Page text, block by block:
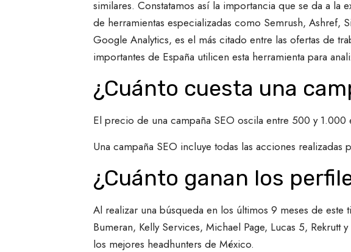
similares. Constatamos así la importancia que se da a
de herramientas especializadas como Semrush, Ashref,
Google Analytics, es el más citado entre las ofertas de
importantes de España utilicen esta herramienta para
¿Cuánto cuesta una
El precio de una campaña SEO oscila entre 500 y 1.000
Una campaña SEO incluye todas las acciones
¿Cuánto ganan los
Al realizar una búsqueda en los últimos 9 meses de
Bumeran, Kelly Services, Michael Page, Lucas 5,
los mejores headhunters de México.